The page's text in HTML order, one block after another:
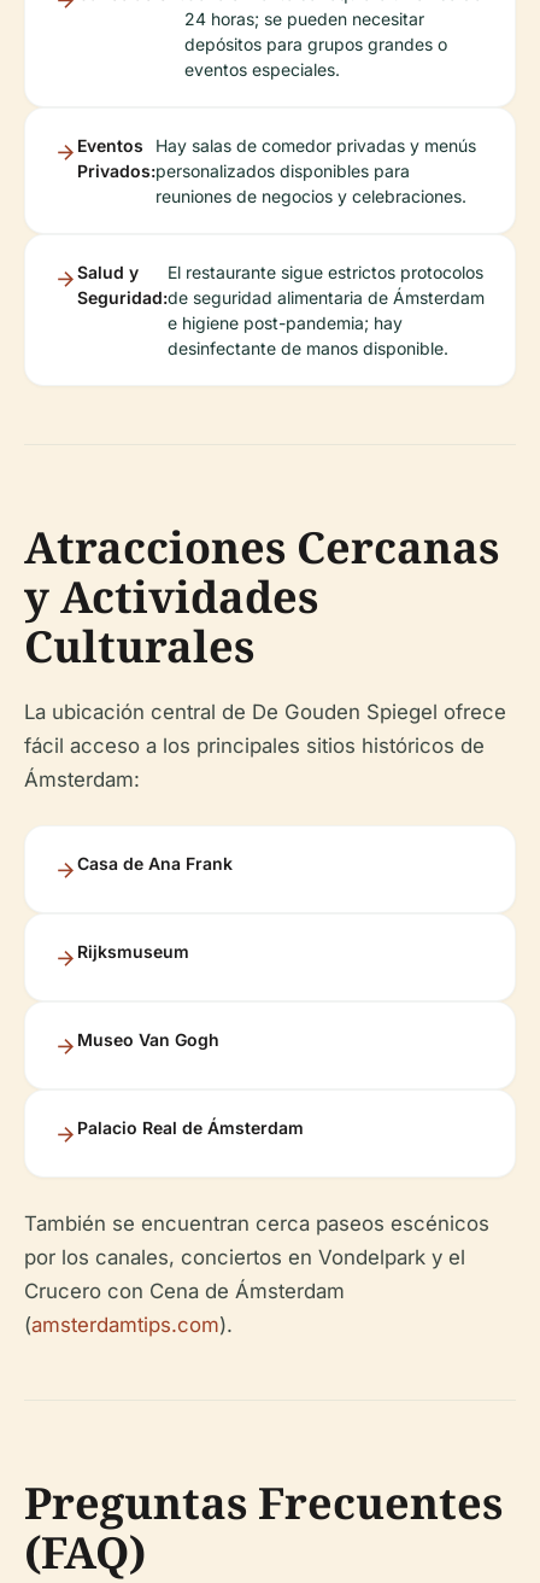
24 horas; se pueden necesitar
depósitos para grupos grandes o
eventos especiales.
Eventos
Privados:
Hay salas de comedor privadas y menús
personalizados disponibles para
reuniones de negocios y celebraciones.
Salud y
Seguridad:
El restaurante sigue estrictos protocolos
de seguridad alimentaria de Ámsterdam
e higiene post-pandemia; hay
desinfectante de manos disponible.
Atracciones Cercanas
y Actividades
Culturales
La ubicación central de De Gouden Spiegel ofrece
fácil acceso a los principales sitios históricos de
Ámsterdam:
Casa de Ana Frank
Rijksmuseum
Museo Van Gogh
Palacio Real de Ámsterdam
También se encuentran cerca paseos escénicos
por los canales, conciertos en Vondelpark y el
Crucero con Cena de Ámsterdam
(amsterdamtips.com).
Preguntas Frecuentes
(FAQ)